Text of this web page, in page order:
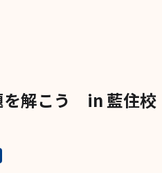
を解こう in 藍住校